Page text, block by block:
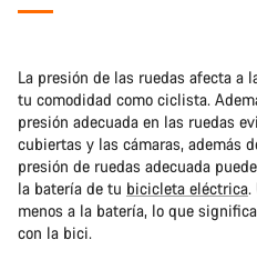
La presión de las ruedas afecta a
tu comodidad como ciclista.
presión adecuada en las ruedas
cubiertas y las cámaras, además
presión de ruedas adecuada
la batería de tu bicicleta eléctrica.
menos a la batería, lo que
con la bici.